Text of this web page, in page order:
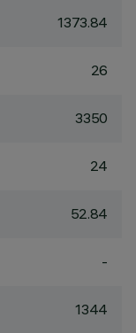
1373.84
26
3350
24
52.84
-
1344